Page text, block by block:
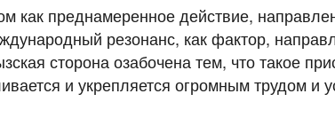
как преднамеренное действие,
резонанс, как фактор,
сторона озабочена тем, что такое
и укрепляется огромным трудом и